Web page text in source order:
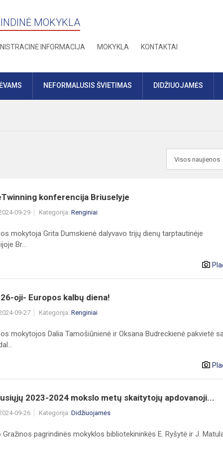
MOKYKLA
INFORMACIJA MOKYKLA KONTAKTAI
NEFORMALUSIS ŠVIETIMAS DIDŽIUOJAMĖS
konferencija Briuselyje
09-29 Kategorija: Renginiai
mokytoja Grita Dumskienė dalyvavo trijų dienų tarptautinėje
Br...
oji- Europos kalbų diena!
09-27 Kategorija: Renginiai
mokytojos Dalia Tamošiūnienė ir Oksana Budreckienė pakvietė
2023-2024 mokslo metų skaitytojų apdovanoji...
09-26 Kategorija: Didžiuojamės
Gražinos pagrindinės mokyklos bibliotekininkės E. Ryšytė ir J.